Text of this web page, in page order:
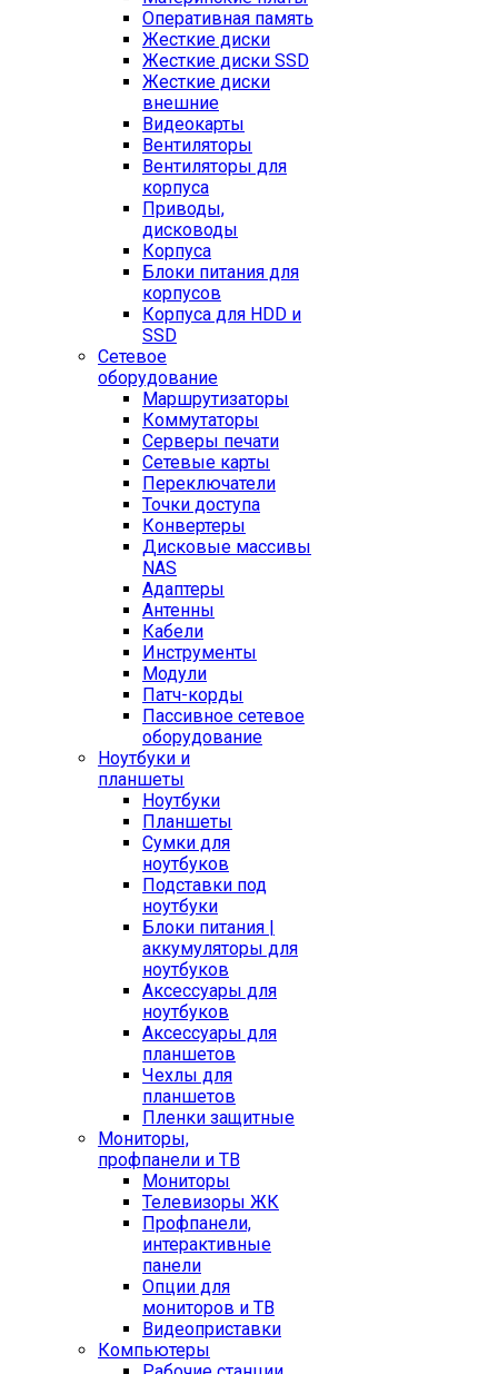
Оперативная память
Жесткие диски
Жесткие диски SSD
Жесткие диски
внешние
Видеокарты
Вентиляторы
Вентиляторы для
корпуса
Приводы,
дисководы
Корпуса
Блоки питания для
корпусов
Корпуса для HDD и
SSD
Сетевое
оборудование
Маршрутизаторы
Коммутаторы
Серверы печати
Сетевые карты
Переключатели
Точки доступа
Конвертеры
Дисковые массивы
NAS
Адаптеры
Антенны
Кабели
Инструменты
Модули
Патч-корды
Пассивное сетевое
оборудование
Ноутбуки и
планшеты
Ноутбуки
Планшеты
Сумки для
ноутбуков
Подставки под
ноутбуки
Блоки питания |
аккумуляторы для
ноутбуков
Аксессуары для
ноутбуков
Аксессуары для
планшетов
Чехлы для
планшетов
Пленки защитные
Мониторы,
профпанели и ТВ
Мониторы
Телевизоры ЖК
Профпанели,
интерактивные
панели
Опции для
мониторов и ТВ
Видеоприставки
Компьютеры